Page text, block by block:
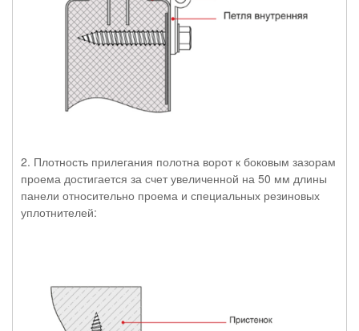
2. Плотность прилегания полотна ворот к боковым зазорам
проема достигается за счет увеличенной на 50 мм длины
панели относительно проема и специальных резиновых
уплотнителей: